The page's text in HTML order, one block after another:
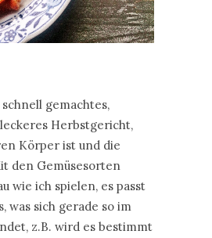
gemachtes,
Herbstgericht,
Körper ist und die
den Gemüsesorten
wie ich spielen, es passt
was sich gerade so im
z.B. wird es bestimmt